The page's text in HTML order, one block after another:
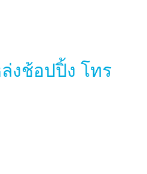
งช้อปปิ้ง โทร